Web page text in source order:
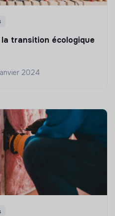
transition écologique
2024